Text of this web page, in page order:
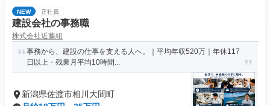
NEW 正社員
建設会社の事務職
株式会社近藤組
事務から、建設の仕事を支える人へ。｜平均年収520万｜年休117
日以上・残業月平均10時間...
新潟県佐渡市相川大間町